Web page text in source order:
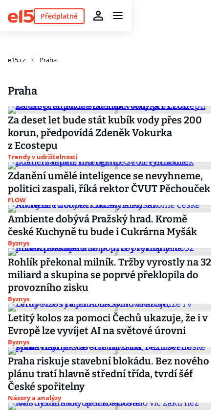
Předplatné
e15.cz Praha
Praha
Za deset let bude stát kubík vody přes 200
korun, předpovídá Zdeněk Vokurka
z Ecostepu
Trendy v udržitelnosti
Zdanění umělé inteligence se nevyhneme,
politici zaspali, říká rektor ČVUT Pěchouček
FLOW
Ambiente dobývá Pražský hrad. Kromě
české Kuchyně tu bude i Cukrárna Myšák
Byznys
Rohlík překonal milník. Tržby vyrostly na 32
miliard a skupina se poprvé překlopila do
provozního zisku
Byznys
Letitý kolos za pomoci Čechů ukazuje, že i v
Evropě lze vyvíjet AI na světové úrovni
Byznys
Praha riskuje stavební blokádu. Bez nového
plánu tratí hlavně střední třída, tvrdí šéf
České spořitelny
Názory a analýzy